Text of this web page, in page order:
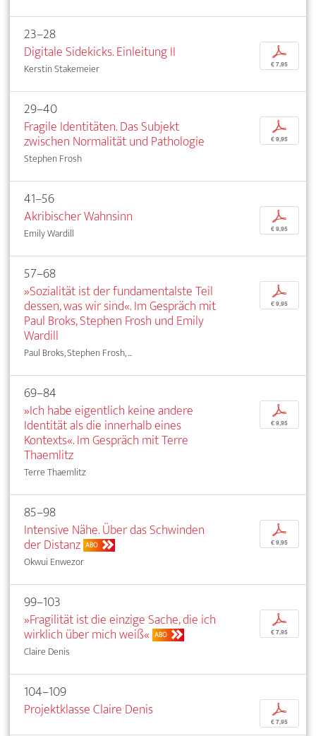
23–28
Digitale Sidekicks. Einleitung II
Kerstin Stakemeier
p
€ 7,95
29–40
Fragile Identitäten. Das Subjekt
zwischen Normalität und Pathologie
Stephen Frosh
p
€ 9,95
41–56
Akribischer Wahnsinn
Emily Wardill
p
€ 9,95
57–68
»Sozialität ist der fundamentalste Teil
dessen, was wir sind«. Im Gespräch mit
Paul Broks, Stephen Frosh und Emily
Wardill
Paul Broks, Stephen Frosh, ...
p
€ 9,95
69–84
»Ich habe eigentlich keine andere
Identität als die innerhalb eines
Kontexts«. Im Gespräch mit Terre
Thaemlitz
Terre Thaemlitz
p
€ 9,95
85–98
Intensive Nähe. Über das Schwinden
der Distanz ABO
Okwui Enwezor
p
€ 9,95
99–103
»Fragilität ist die einzige Sache, die ich
wirklich über mich weiß« ABO
Claire Denis
p
€ 7,95
104–109
Projektklasse Claire Denis
p
€ 7,95